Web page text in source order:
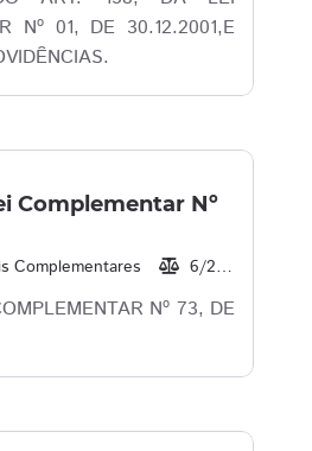
Nº 01, DE 30.12.2001,E
Complementar Nº
Complementares 6/2021
Nº 73, DE